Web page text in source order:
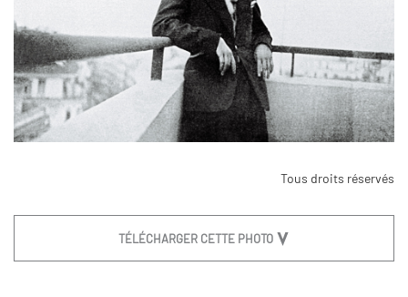
Tous droits réservés
TÉLÉCHARGER CETTE PHOTO